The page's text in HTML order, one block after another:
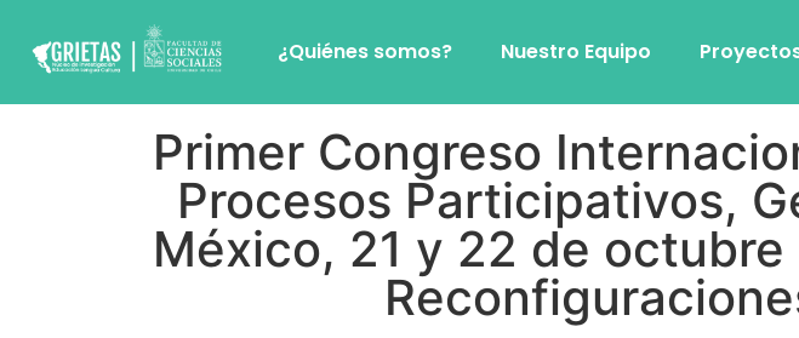
¿Quiénes somos? Nuestro Equipo
Primer Congreso
Procesos Participativos,
México, 21 y 22 de